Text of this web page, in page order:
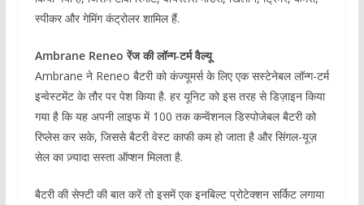
स्पीकर और गेमिंग कंट्रोलर शामिल हैं.
Ambrane Reneo रेंज की लॉन्ग-टर्म वैल्यू
Ambrane ने Reneo बैटरी को कंज्यूमर्स के लिए एक सस्टेनेबल लॉन्ग-टर्म
इन्वेस्टमेंट के तौर पर पेश किया है. हर यूनिट को इस तरह से डिज़ाइन किया
गया है कि यह अपनी लाइफ में 100 तक कन्वेंशनल डिस्पोजेबल बैटरी को
रिप्लेस कर सके, जिससे बैटरी वेस्ट काफी कम हो जाता है और सिंगल-यूज़
सेल का ज़्यादा सस्ता ऑप्शन मिलता है.
बैटरी की सेफ्टी की बात करें तो इसमें एक इनबिल्ट प्रोटेक्शन सर्किट लगाया